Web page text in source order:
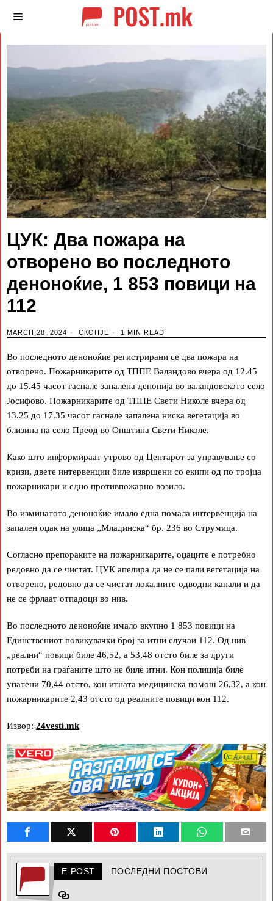
ЦУК: Два пожара на
отворено во последното
деноноќие, 1 853 повици на
112
MARCH 28, 2024 СКОПЈЕ 1 MIN READ
Во последното деноноќие регистрирани се два пожара на
отворено. Пожарникарите од ТППЕ Валандово вчера од 12.45
до 15.45 часот гаснале запалена депонија во валандовското село
Јосифово. Пожарникарите од ТППЕ Свети Николе вчера од
13.25 до 17.35 часот гаснале запалена ниска вегетација во
близина на село Преод во Општина Свети Николе.
Како што информираат утрово од Центарот за управување со
кризи, двете интервенции биле извршени со екипи од по тројца
пожарникари и едно противпожарно возило.
Во изминатото деноноќие имало една помала интервенција на
запален оџак на улица „Младинска“ бр. 236 во Струмица.
Согласно препораките на пожарникарите, оџаците е потребно
редовно да се чистат. ЦУК апелира да не се пали вегетација на
отворено, редовно да се чистат локалните одводни канали и да
не се фрлаат отпадоци во нив.
Во последното деноноќие имало вкупно 1 853 повици на
Единствениот повикувачки број за итни случаи 112. Од нив
„реални“ повици биле 46,52, а 53,48 отсто биле за други
потреби на граѓаните што не биле итни. Кон полиција биле
упатени 70,44 отсто, кон итната медицинска помош 26,32, а кон
пожарникарите 2,43 отсто од реалните повици кон 112.
Извор: 24vesti.mk
E-POST ПОСЛЕДНИ ПОСТОВИ